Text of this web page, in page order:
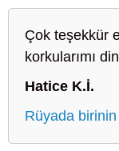
Çok teşekkür
korkularımı
Hatice K.İ.
Rüyada birinin